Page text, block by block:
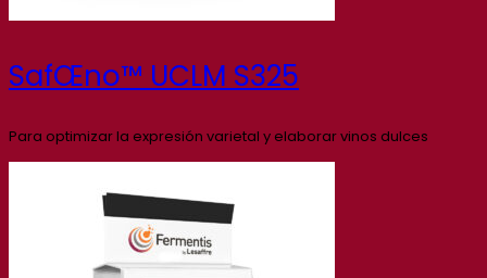
SafŒno™ UCLM S325
Para optimizar la expresión varietal y elaborar vinos dulces